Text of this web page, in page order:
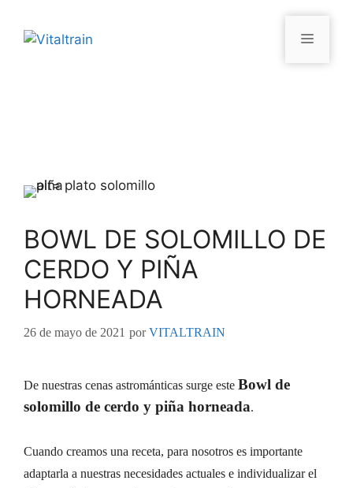
BOWL DE SOLOMILLO DE
CERDO Y PIÑA
HORNEADA
26 de mayo de 2021 porVITALTRAIN
De nuestras cenas astrománticas surge este Bowl de
solomillo de cerdo y piña horneada.
Cuando creamos una receta, para nosotros es importante
adaptarla a nuestras necesidades actuales e individualizar el